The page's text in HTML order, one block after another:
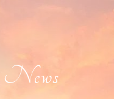
News